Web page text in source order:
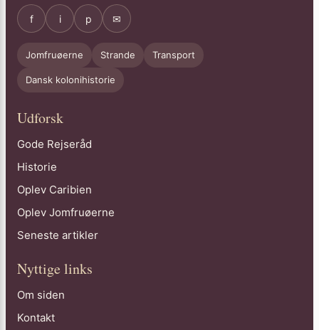
f i p ✉
Jomfruøerne Strande Transport
Dansk kolonihistorie
Udforsk
Gode Rejseråd
Historie
Oplev Caribien
Oplev Jomfruøerne
Seneste artikler
Nyttige links
Om siden
Kontakt